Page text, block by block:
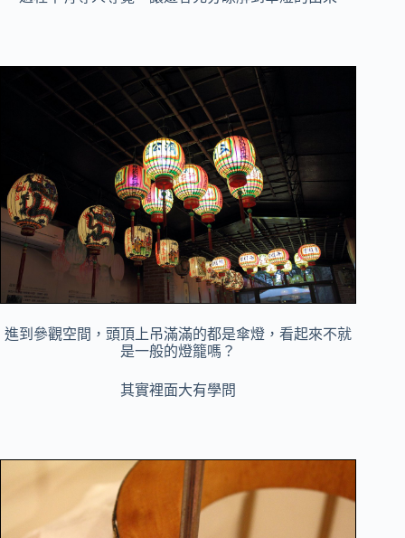
進到參觀空間，頭頂上吊滿滿的都是傘燈，看起來不就
是一般的燈籠嗎？
其實裡面大有學問